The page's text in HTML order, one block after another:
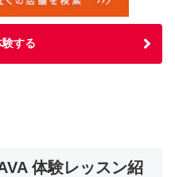
する
体験レッスン紹